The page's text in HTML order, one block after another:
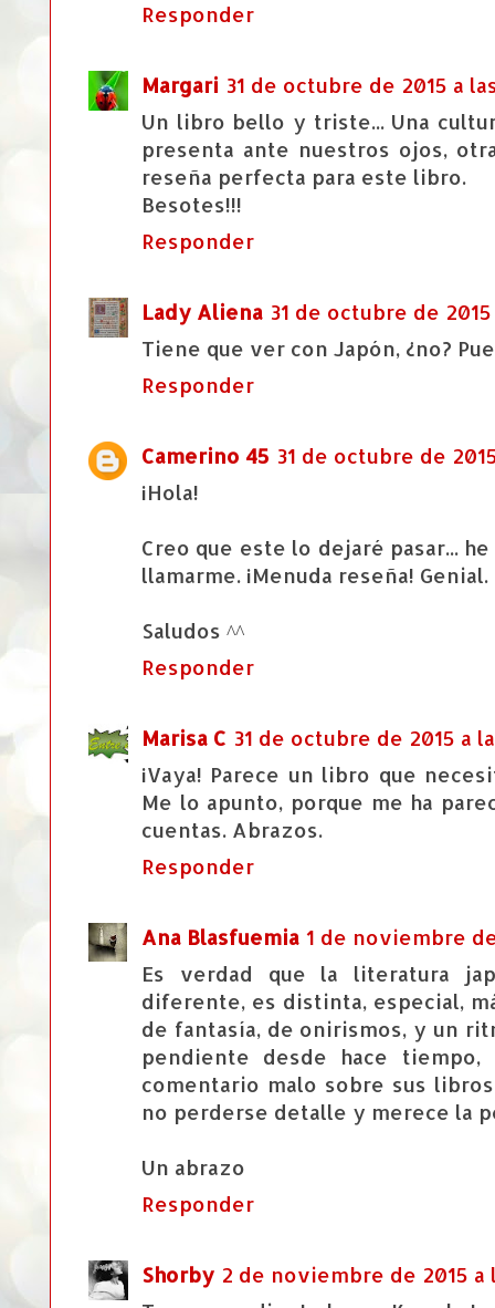
Responder
Margari 31 de octubre de 2015 a
Un libro bello y triste... Una
presenta ante nuestros ojos,
reseña perfecta para este libro.
Besotes!!!
Responder
Lady Aliena 31 de octubre de 2015
Tiene que ver con Japón, ¿no?
Responder
Camerino 45 31 de octubre de
¡Hola!
Creo que este lo dejaré pasar...
llamarme. ¡Menuda reseña! Genial.
Saludos ^^
Responder
Marisa C 31 de octubre de 2015 a
¡Vaya! Parece un libro que
Me lo apunto, porque me ha
cuentas. Abrazos.
Responder
Ana Blasfuemia 1 de noviembre
Es verdad que la literatura
diferente, es distinta, especial,
de fantasía, de onirismos, y un
pendiente desde hace
comentario malo sobre sus
no perderse detalle y merece la
Un abrazo
Responder
Shorby 2 de noviembre de 2015 a